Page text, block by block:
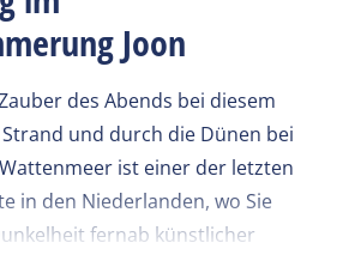
Joon
des Abends bei diesem
und durch die Dünen bei
ist einer der letzten
in den Niederlanden, wo Sie
fernab künstlicher